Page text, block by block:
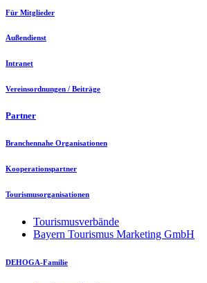
Für Mitglieder
Außendienst
Intranet
Vereinsordnungen / Beiträge
Partner
Branchennahe Organisationen
Kooperationspartner
Tourismusorganisationen
Tourismusverbände
Bayern Tourismus Marketing GmbH
DEHOGA-Familie